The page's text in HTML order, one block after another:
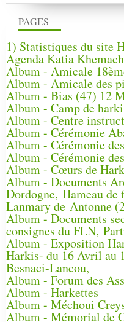
PAGES
1) Statistiques du site
Agenda Katia
Album - Amicale
Album - Amicale des
Album - Bias (47) 12
Album - Camp de
Album - Centre
Album - Cérémonie
Album - Cérémonie
Album - Cérémonie
Album - Cœurs de
Album - Documents
Dordogne, Hameau de
Lanmary de Antonne
Album - Documents
consignes du FLN,
Album - Exposition
Harkis- du 16 Avril au
Besnaci-Lancou,
Album - Forum des
Album - Harkettes
Album - Méchoui
Album - Mémorial de